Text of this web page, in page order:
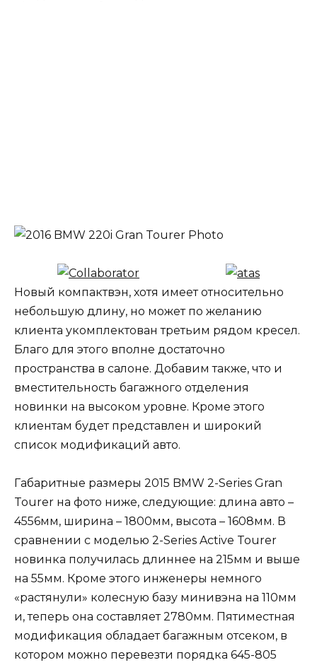
Новый компактвэн, хотя имеет относительно
небольшую длину, но может по желанию
клиента укомплектован третьим рядом кресел.
Благо для этого вполне достаточно
пространства в салоне. Добавим также, что и
вместительность багажного отделения
новинки на высоком уровне. Кроме этого
клиентам будет представлен и широкий
список модификаций авто.
Габаритные размеры 2015 BMW 2-Series Gran
Tourer на фото ниже, следующие: длина авто –
4556мм, ширина – 1800мм, высота – 1608мм. В
сравнении с моделью 2-Series Active Tourer
новинка получилась длиннее на 215мм и выше
на 55мм. Кроме этого инженеры немного
«растянули» колесную базу минивэна на 110мм
и, теперь она составляет 2780мм. Пятиместная
модификация обладает багажным отсеком, в
котором можно перевезти порядка 645-805